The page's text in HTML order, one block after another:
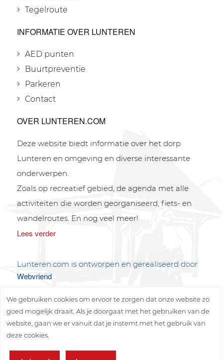
Tegelroute
INFORMATIE OVER LUNTEREN
AED punten
Buurtpreventie
Parkeren
Contact
OVER LUNTEREN.COM
Deze website biedt informatie over het dorp
Lunteren en omgeving en diverse interessante
onderwerpen.
Zoals op recreatief gebied, de agenda met alle
activiteiten die worden georganiseerd, fiets- en
wandelroutes. En nog veel meer!
Lees verder
Lunteren.com is ontworpen en gerealiseerd door
Webvriend
We gebruiken cookies om ervoor te zorgen dat onze website zo
goed mogelijk draait. Als je doorgaat met het gebruiken van de
website, gaan we er vanuit dat je instemt met het gebruik van
deze cookies.